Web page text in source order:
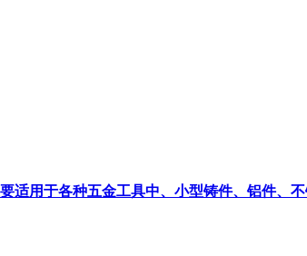
适用于各种五金工具中、小型铸件、铝件、